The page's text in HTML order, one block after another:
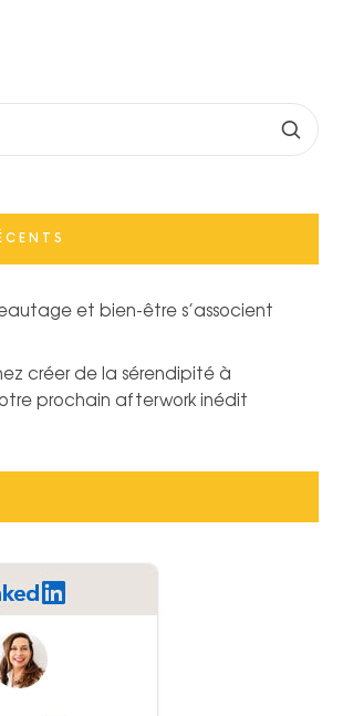
et bien-être s’associent
créer de la sérendipité à
prochain afterwork inédit